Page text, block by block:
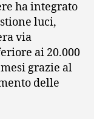
ha integrato
luci,
via
ai 20.000
grazie al
delle